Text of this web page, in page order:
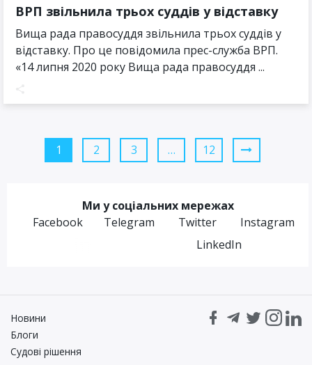
ВРП звільнила трьох суддів у відставку
Вища рада правосуддя звільнила трьох суддів у
відставку. Про це повідомила прес-служба ВРП.
«14 липня 2020 року Вища рада правосуддя ...
1 2 3 … 12
Ми у соціальних мережах
Facebook
Telegram Twitter
Instagram
LinkedIn
Новини
Блоги
Судові рішення